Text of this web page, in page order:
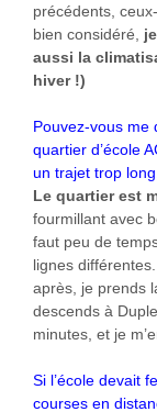
précédents,
bien considéré,
aussi la
hiver !)
Pouvez-vous me
quartier d’école
un trajet trop
Le quartier est
fourmillant avec
faut peu de
lignes
après, je prends
descends à
minutes, et je
Si l’école devait
courses en